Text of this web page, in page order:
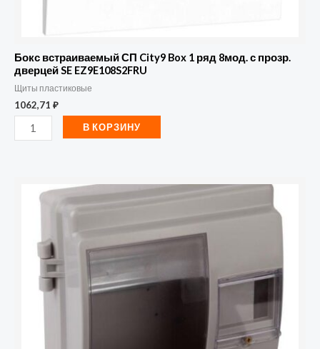
Бокс встраиваемый СП City9 Box 1 ряд 8мод. с прозр.
дверцей SE EZ9E108S2FRU
Щиты пластиковые
1062,71 ₽
EZ9E108S2FRU
В КОРЗИНУ